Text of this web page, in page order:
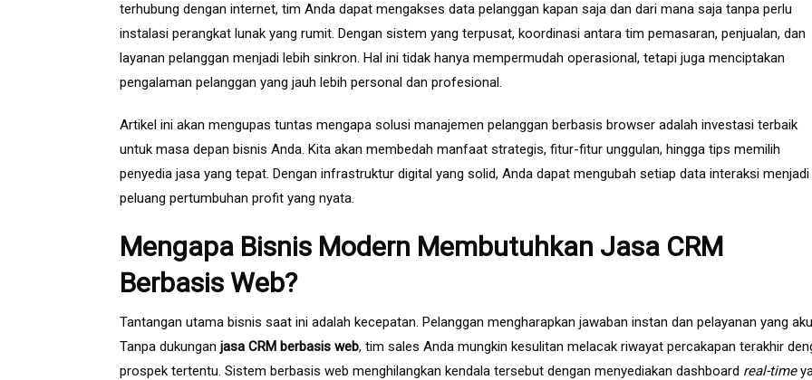
terhubung dengan internet, tim Anda dapat mengakses data pelanggan kapan saja dan dari mana saja tanpa perlu
instalasi perangkat lunak yang rumit. Dengan sistem yang terpusat, koordinasi antara tim pemasaran, penjualan, dan
layanan pelanggan menjadi lebih sinkron. Hal ini tidak hanya mempermudah operasional, tetapi juga menciptakan
pengalaman pelanggan yang jauh lebih personal dan profesional.
Artikel ini akan mengupas tuntas mengapa solusi manajemen pelanggan berbasis browser adalah investasi terbaik
untuk masa depan bisnis Anda. Kita akan membedah manfaat strategis, fitur-fitur unggulan, hingga tips memilih
penyedia jasa yang tepat. Dengan infrastruktur digital yang solid, Anda dapat mengubah setiap data interaksi menjadi
peluang pertumbuhan profit yang nyata.
Mengapa Bisnis Modern Membutuhkan Jasa CRM
Berbasis Web?
Tantangan utama bisnis saat ini adalah kecepatan. Pelanggan mengharapkan jawaban instan dan pelayanan yang
Tanpa dukungan jasa CRM berbasis web, tim sales Anda mungkin kesulitan melacak riwayat percakapan terakhir
prospek tertentu. Sistem berbasis web menghilangkan kendala tersebut dengan menyediakan dashboard real-time